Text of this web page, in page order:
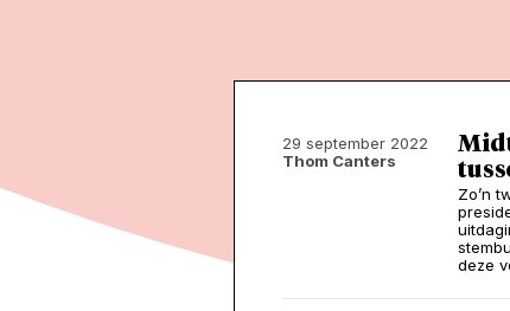
29 september 2022
Thom Canters
Zo’n
deze